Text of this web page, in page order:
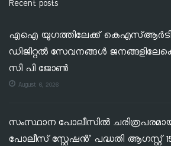
Recent posts
എഐ യുഗത്തിലേക്ക്
ഡിജിറ്റൽ സേവനങ്ങൾ
സി പി ജോൺ
August 6, 2026
സംസ്ഥാന പോലീസിൽ ചരിത്രപരമായ
പോലീസ് സ്റ്റേഷൻ’ പദ്ധതി ആഗസ്റ്റ്